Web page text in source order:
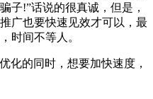
子!”话说的很真诚，但是，
广也要快速见效才可以，最
时间不等人。
的同时，想要加快速度，